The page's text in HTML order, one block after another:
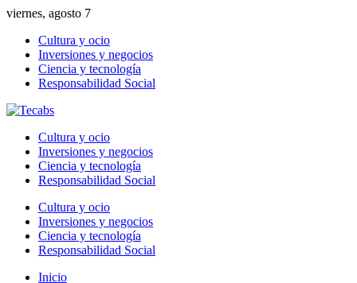
viernes, agosto 7
Cultura y ocio
Inversiones y negocios
Ciencia y tecnología
Responsabilidad Social
Cultura y ocio
Inversiones y negocios
Ciencia y tecnología
Responsabilidad Social
Cultura y ocio
Inversiones y negocios
Ciencia y tecnología
Responsabilidad Social
Inicio